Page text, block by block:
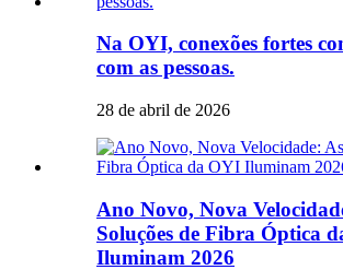
Na OYI, conexões fortes
com as pessoas.
28 de abril de 2026
Ano Novo, Nova
Soluções de Fibra Óptica
Iluminam 2026